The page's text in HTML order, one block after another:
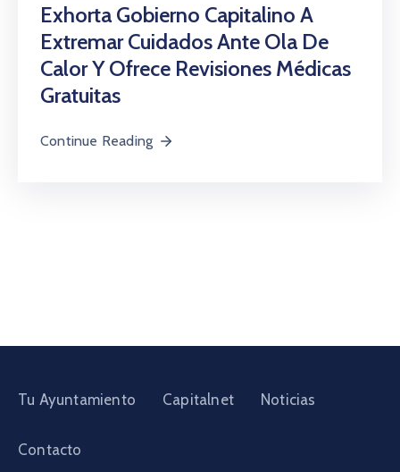
Exhorta Gobierno Capitalino A
Extremar Cuidados Ante Ola De
Calor Y Ofrece Revisiones Médicas
Gratuitas
Continue Reading
Tu Ayuntamiento Capitalnet Noticias
Contacto